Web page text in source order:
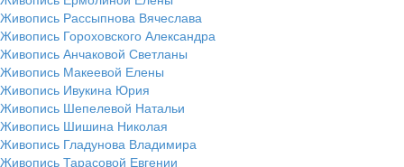
Живопись Рассыпнова Вячеслава
Живопись Гороховского Александра
Живопись Анчаковой Светланы
Живопись Макеевой Елены
Живопись Ивукина Юрия
Живопись Шепелевой Натальи
Живопись Шишина Николая
Живопись Гладунова Владимира
Живопись Тарасовой Евгении